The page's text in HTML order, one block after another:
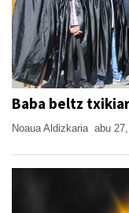
Baba beltz
Noaua Aldizkaria abu